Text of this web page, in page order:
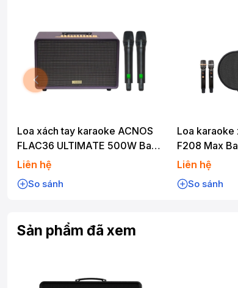
Loa xách tay karaoke ACNOS
FLAC36 ULTIMATE 500W Bass
20cm
Liên hệ
So sánh
Loa karaoke
F208 Max
750W
Liên hệ
So sánh
Sản phẩm đã xem